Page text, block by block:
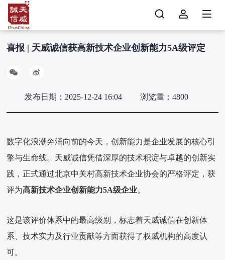
喜报 | 天威诚信获高新技术企业创新能力5A级评定
发布日期：2025-12-24 16:04 浏览量：4800
数字化浪潮奔涌向前的今天，创新能力是企业发展的核心引
擎与生命线。天威诚信凭借深厚的技术积淀与卓越的创新实
践，正式通过北京中关村高新技术企业协会的严格评定，获
评为高新技术企业创新能力5A级企业。
这是该评价体系中的最高级别，标志着天威诚信在创新体
系、技术实力及行业贡献等方面获得了权威机构的高度认
可。